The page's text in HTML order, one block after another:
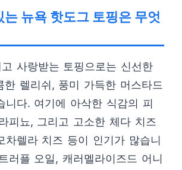
는 뉴욕 핫도그 토핑은 무엇
사랑받는 토핑으로는 신선한
한 렐리쉬, 풍미 가득한 머스타드
니다. 여기에 아삭한 식감의 피
피뇨, 그리고 고소한 체다 치즈
차렐라 치즈 등이 인기가 많습니
러플 오일, 캐러멜라이즈드 어니